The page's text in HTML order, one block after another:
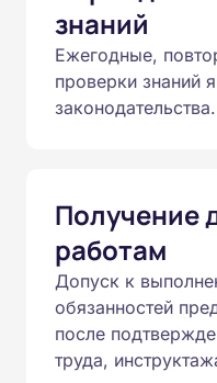
знаний
Ежегодные,
проверки знаний
законодательства.
Получение
работам
Допуск к
обязанностей
после
труда,